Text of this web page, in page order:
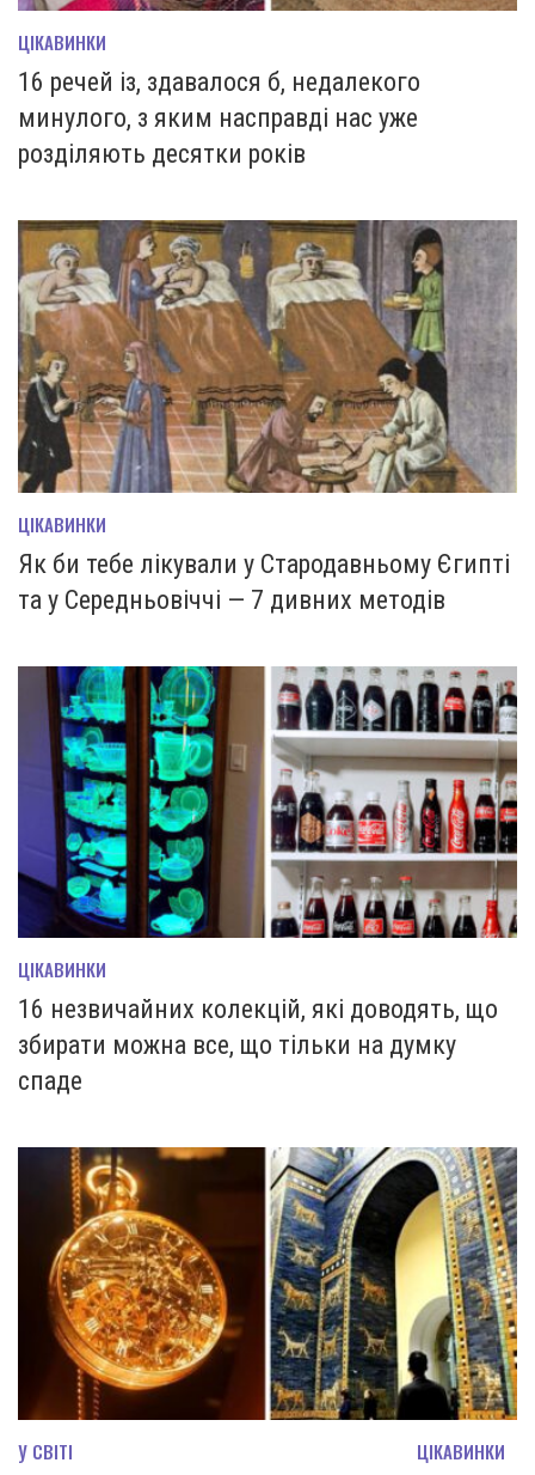
ЦІКАВИНКИ
16 речей із, здавалося б, недалекого
минулого, з яким насправді нас уже
розділяють десятки років
ЦІКАВИНКИ
Як би тебе лікували у Стародавньому Єгипті
та у Середньовіччі — 7 дивних методів
ЦІКАВИНКИ
16 незвичайних колекцій, які доводять, що
збирати можна все, що тільки на думку
спаде
У СВІТІ ЦІКАВИНКИ